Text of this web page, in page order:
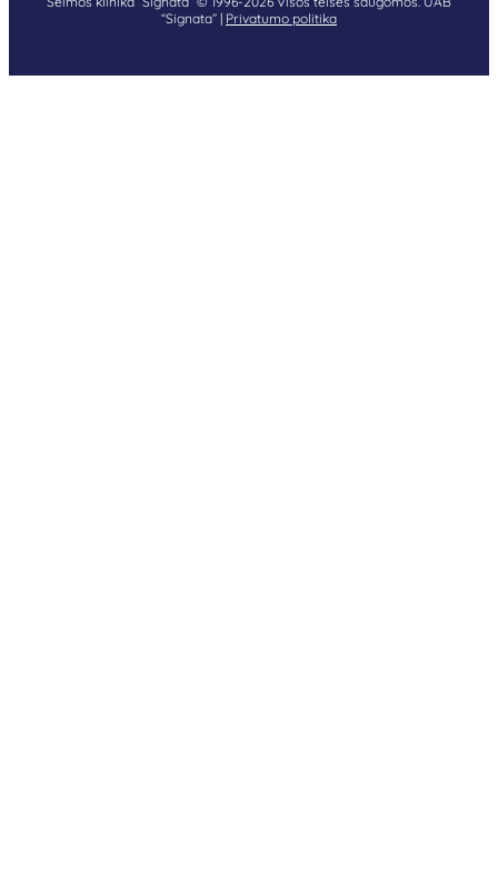
“Signata” | Privatumo politika